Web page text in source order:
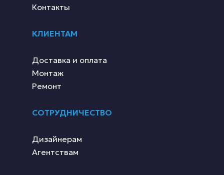
КЛИЕНТАМ
СОТРУДНИЧЕСТВО
Контакты
Доставка и оплата
Монтаж
Ремонт
Агентствам
Дизайнерам